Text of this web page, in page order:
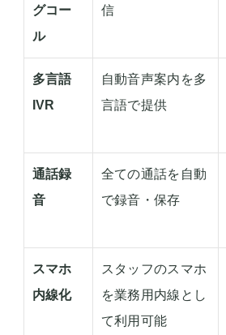
グコー
ル
信
多言語
IVR
自動音声案内を多
言語で提供
通話録
音
全ての通話を自動
で録音・保存
スマホ
内線化
スタッフのスマホ
を業務用内線とし
て利用可能